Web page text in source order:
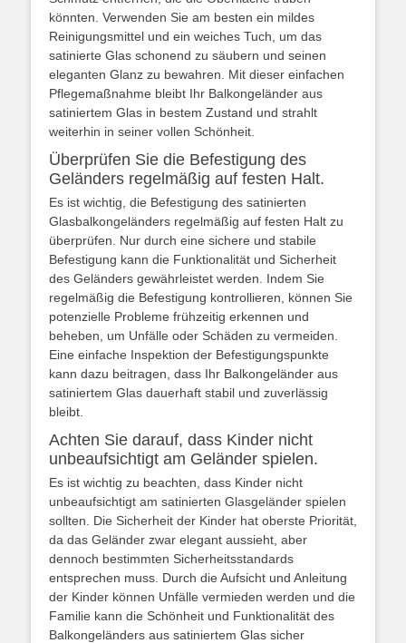
könnten. Verwenden Sie am besten ein mildes
Reinigungsmittel und ein weiches Tuch, um das
satinierte Glas schonend zu säubern und seinen
eleganten Glanz zu bewahren. Mit dieser einfachen
Pflegemaßnahme bleibt Ihr Balkongeländer aus
satiniertem Glas in bestem Zustand und strahlt
weiterhin in seiner vollen Schönheit.
Überprüfen Sie die Befestigung des
Geländers regelmäßig auf festen Halt.
Es ist wichtig, die Befestigung des satinierten
Glasbalkongeländers regelmäßig auf festen Halt zu
überprüfen. Nur durch eine sichere und stabile
Befestigung kann die Funktionalität und Sicherheit
des Geländers gewährleistet werden. Indem Sie
regelmäßig die Befestigung kontrollieren, können Sie
potenzielle Probleme frühzeitig erkennen und
beheben, um Unfälle oder Schäden zu vermeiden.
Eine einfache Inspektion der Befestigungspunkte
kann dazu beitragen, dass Ihr Balkongeländer aus
satiniertem Glas dauerhaft stabil und zuverlässig
bleibt.
Achten Sie darauf, dass Kinder nicht
unbeaufsichtigt am Geländer spielen.
Es ist wichtig zu beachten, dass Kinder nicht
unbeaufsichtigt am satinierten Glasgeländer spielen
sollten. Die Sicherheit der Kinder hat oberste Priorität,
da das Geländer zwar elegant aussieht, aber
dennoch bestimmten Sicherheitsstandards
entsprechen muss. Durch die Aufsicht und Anleitung
der Kinder können Unfälle vermieden werden und die
Familie kann die Schönheit und Funktionalität des
Balkongeländers aus satiniertem Glas sicher